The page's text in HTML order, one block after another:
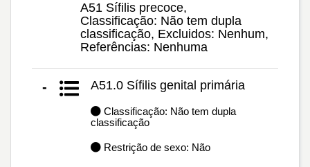
A51 Sífilis precoce,
Classificação: Não tem dupla
classificação, Excluidos: Nenhum,
Referências: Nenhuma
- A51.0 Sífilis genital primária
Classificação: Não tem dupla
classificação
Restrição de sexo: Não